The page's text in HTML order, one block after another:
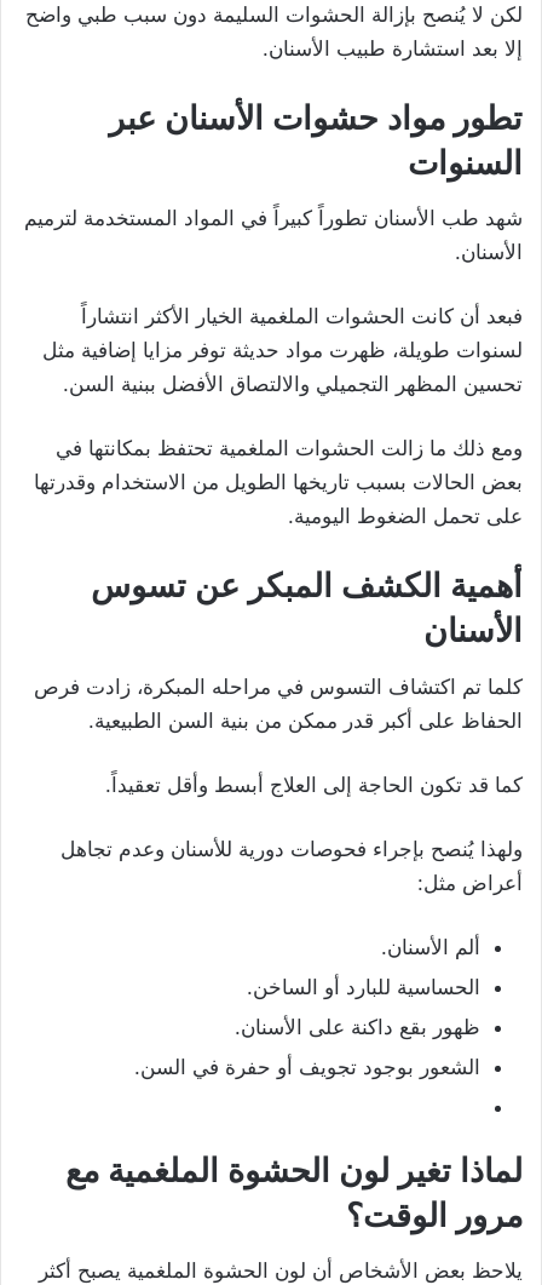
لكن لا يُنصح بإزالة الحشوات السليمة دون سبب طبي واضح
إلا بعد استشارة طبيب الأسنان.
تطور مواد حشوات الأسنان عبر
السنوات
شهد طب الأسنان تطوراً كبيراً في المواد المستخدمة لترميم
الأسنان.
فبعد أن كانت الحشوات الملغمية الخيار الأكثر انتشاراً
لسنوات طويلة، ظهرت مواد حديثة توفر مزايا إضافية مثل
تحسين المظهر التجميلي والالتصاق الأفضل ببنية السن.
ومع ذلك ما زالت الحشوات الملغمية تحتفظ بمكانتها في
بعض الحالات بسبب تاريخها الطويل من الاستخدام وقدرتها
على تحمل الضغوط اليومية.
أهمية الكشف المبكر عن تسوس
الأسنان
كلما تم اكتشاف التسوس في مراحله المبكرة، زادت فرص
الحفاظ على أكبر قدر ممكن من بنية السن الطبيعية.
كما قد تكون الحاجة إلى العلاج أبسط وأقل تعقيداً.
ولهذا يُنصح بإجراء فحوصات دورية للأسنان وعدم تجاهل
أعراض مثل:
ألم الأسنان.
الحساسية للبارد أو الساخن.
ظهور بقع داكنة على الأسنان.
الشعور بوجود تجويف أو حفرة في السن.
لماذا تغير لون الحشوة الملغمية مع
مرور الوقت؟
يلاحظ بعض الأشخاص أن لون الحشوة الملغمية يصبح أكثر